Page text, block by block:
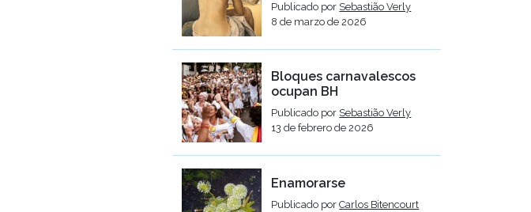
Publicado por Sebastião Verly
8 de marzo de 2026
Bloques carnavalescos
ocupan BH
Publicado por Sebastião Verly
13 de febrero de 2026
Enamorarse
Publicado porCarlos Bitencourt